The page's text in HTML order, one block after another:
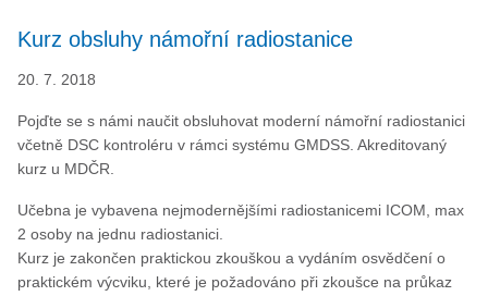
Kurz obsluhy námořní radiostanice
20. 7. 2018
Pojďte se s námi naučit obsluhovat moderní námořní radiostanici
včetně DSC kontroléru v rámci systému GMDSS. Akreditovaný
kurz u MDČR.
Učebna je vybavena nejmodernějšími radiostanicemi ICOM, max
2 osoby na jednu radiostanici.
Kurz je zakončen praktickou zkouškou a vydáním osvědčení o
praktickém výcviku, které je požadováno při zkoušce na průkaz